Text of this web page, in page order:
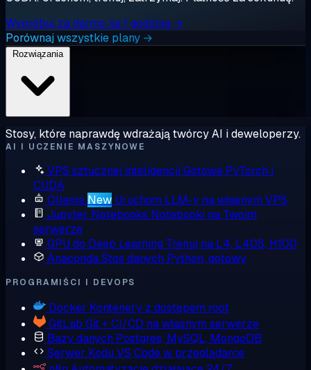
Wypróbuj za darmo na 1 godzinę →
Porównaj wszystkie plany →
Rozwiązania
Stosy, które naprawdę wdrażają twórcy AI i deweloperzy.
AI I UCZENIE MASZYNOWE
VPS sztucznej inteligencji Gotowe PyTorch i
CUDA
Ollama New Uruchom LLM-y na własnym VPS
Jupyter Notebooks Notebooki na Twoim
serwerze
GPU do Deep Learning Trenuj na L4, L40S, H100
AnacondaStos danych Python, gotowy
PROGRAMIŚCI I DEVOPS
Docker Kontenery z dostępem root
GitLab Git + CI/CD na własnym serwerze
Bazy danych Postgres, MySQL, MongoDB
Serwer Kodu VS Code w przeglądarce